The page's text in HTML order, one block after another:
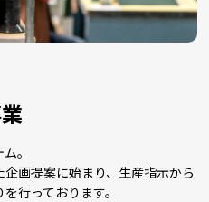
。
画提案に始まり、生産指示から
行っております。